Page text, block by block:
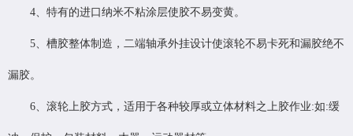
4、特有的进口纳米不粘涂层使胶不易变黄。
5、槽胶整体制造，二端轴承外挂设计使滚轮不易卡死和漏胶绝不
漏胶。
6、滚轮上胶方式，适用于各种较厚或立体材料之上胶作业:如:缓